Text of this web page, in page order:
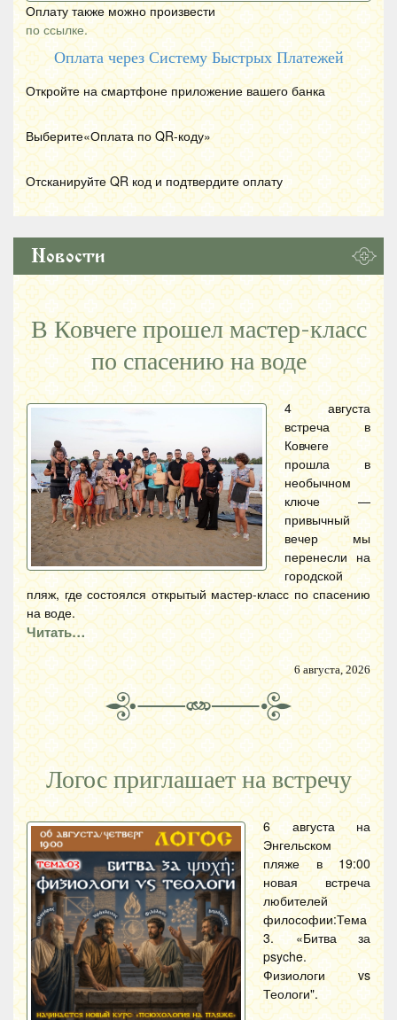
Оплату также можно произвести
по ссылке.
Оплата через Систему Быстрых Платежей
Откройте на смартфоне приложение вашего банка
Выберите«Оплата по QR-коду»
Отсканируйте QR код и подтвердите оплату
Новости
В Ковчеге прошел мастер-класс
по спасению на воде
4 августа
встреча в
Ковчеге
прошла в
необычном
ключе —
привычный
вечер мы
перенесли на
городской
пляж, где состоялся открытый мастер-класс по спасению
на воде.
Читать…
6 августа, 2026
Логос приглашает на встречу
6 августа на
Энгельском
пляже в 19:00
новая встреча
любителей
философии:Тема
3. «Битва за
psyche.
Физиологи vs
Теологи".